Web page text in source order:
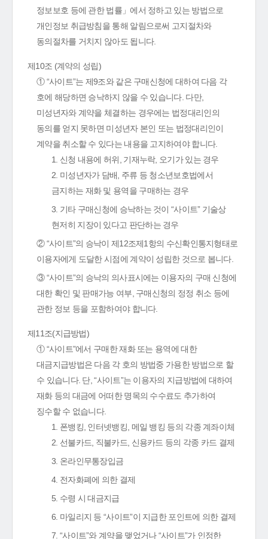
정보보호 등에 관한 법률」에서 정하고 있는 방법으로
개인정보 취급방침을 통해 알림으로써 고지절차와
동의절차를 거치지 않아도 됩니다.
제10조 (계약의 성립)
① “사이트”는 제9조와 같은 구매신청에 대하여 다음 각
호에 해당하면 승낙하지 않을 수 있습니다. 다만,
미성년자와 계약을 체결하는 경우에는 법정대리인의
동의를 얻지 못하면 미성년자 본인 또는 법정대리인이
계약을 취소할 수 있다는 내용을 고지하여야 합니다.
1. 신청 내용에 허위, 기재누락, 오기가 있는 경우
2. 미성년자가 담배, 주류 등 청소년보호법에서
금지하는 재화 및 용역을 구매하는 경우
3. 기타 구매신청에 승낙하는 것이 “사이트” 기술상
현저히 지장이 있다고 판단하는 경우
② “사이트”의 승낙이 제12조제1항의 수신확인통지형태로
이용자에게 도달한 시점에 계약이 성립한 것으로 봅니다.
③ “사이트”의 승낙의 의사표시에는 이용자의 구매 신청에
대한 확인 및 판매가능 여부, 구매신청의 정정 취소 등에
관한 정보 등을 포함하여야 합니다.
제11조(지급방법)
① “사이트”에서 구매한 재화 또는 용역에 대한
대금지급방법은 다음 각 호의 방법중 가용한 방법으로 할
수 있습니다. 단, “사이트”는 이용자의 지급방법에 대하여
재화 등의 대금에 어떠한 명목의 수수료도 추가하여
징수할 수 없습니다.
1. 폰뱅킹, 인터넷뱅킹, 메일 뱅킹 등의 각종 계좌이체
2. 선불카드, 직불카드, 신용카드 등의 각종 카드 결제
3. 온라인무통장입금
4. 전자화폐에 의한 결제
5. 수령 시 대금지급
6. 마일리지 등 “사이트”이 지급한 포인트에 의한 결제
7. “사이트”와 계약을 맺었거나 “사이트”가 인정한